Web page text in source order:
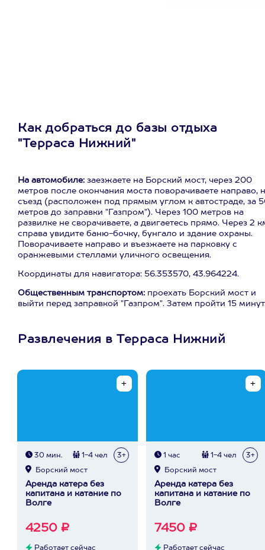
Как добраться до базы отдыха
"Терраса Нижний"
На автомобиле: заезжаете на Борский мост, через 200
метров после окончания моста поворачиваете направо,
съезд (расположен под прямым углом к автостраде, за
метров до заправки "Газпром"). Через 100 метров на
развилке не сворачиваете, а двигаетесь прямо. Через 2
справа увидите баню-бочку, бунгало и здание охраны.
Поворачиваете направо и въезжаете на парковку с
оранжевыми стеллами уличного освещения.
Координаты для навигатора: 56.353570, 43.964224.
Общественным транспортом: проехать Борский мост и
выйти перед заправкой "Газпром". Затем пройти 15
Развлечения в Терраса Нижний
30 мин. 1-4 чел 3+
Борский мост
Аренда катера без
капитана и катание по
Волге
4250 ₽
Работает сейчас
1 час 1-4 чел 3+
Борский мост
Аренда катера без
капитана и катание по
Волге
7450 ₽
Работает сейчас